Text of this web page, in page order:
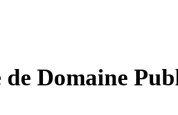
Domaine